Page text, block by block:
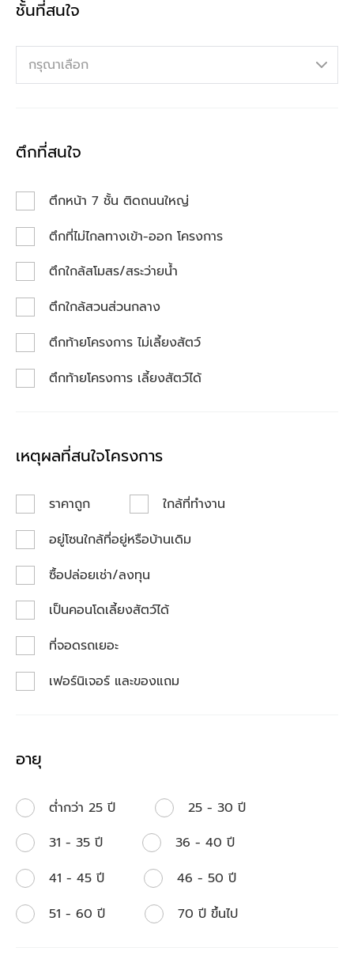
ชั้นที่สนใจ
กรุณาเลือก
ตึกที่สนใจ
ตึกหน้า 7 ชั้น ติดถนนใหญ่
ตึกที่ไม่ไกลทางเข้า-ออก โครงการ
ตึกใกล้สโมสร/สระว่ายน้ำ
ตึกใกล้สวนส่วนกลาง
ตึกท้ายโครงการ ไม่เลี้ยงสัตว์
ตึกท้ายโครงการ เลี้ยงสัตว์ได้
เหตุผลที่สนใจโครงการ
ราคาถูก
ใกล้ที่ทำงาน
อยู่โซนใกล้ที่อยู่หรือบ้านเดิม
ซื้อปล่อยเช่า/ลงทุน
เป็นคอนโดเลี้ยงสัตว์ได้
ที่จอดรถเยอะ
เฟอร์นิเจอร์ และของแถม
อายุ
ต่ำกว่า 25 ปี
25 - 30 ปี
31 - 35 ปี
36 - 40 ปี
41 - 45 ปี
46 - 50 ปี
51 - 60 ปี
70 ปี ขึ้นไป